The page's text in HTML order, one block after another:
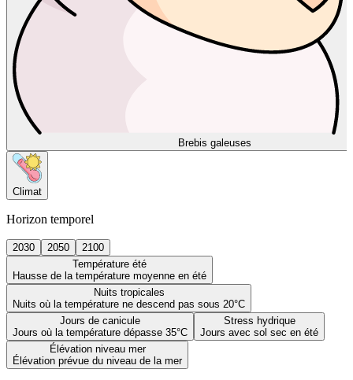
Brebis galeuses
Climat
Horizon temporel
2030 2050
2100
Température été
Hausse de la température moyenne en été
Nuits tropicales
Nuits où la température ne descend pas sous 20°C
Jours de canicule
Jours où la température dépasse 35°C
Stress hydrique
Jours avec sol sec en été
Élévation niveau mer
Élévation prévue du niveau de la mer